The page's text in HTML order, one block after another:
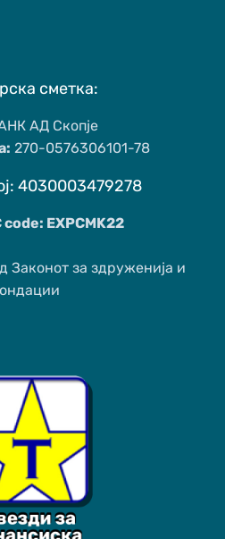
сметка:
АД Скопје
270-0576306101-78
4030003479278
code: EXPCMK22
Законот за здруженија и